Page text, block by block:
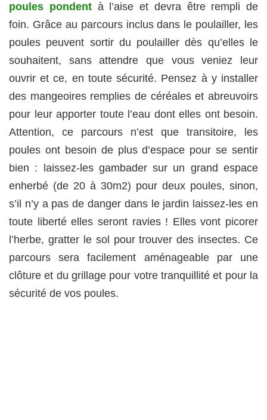
poules pondentà l’aise et devra être rempli de
foin. Grâce au parcours inclus dans le poulailler, les
poules peuvent sortir du poulailler dès qu’elles le
souhaitent, sans attendre que vous veniez leur
ouvrir et ce, en toute sécurité. Pensez à y installer
des mangeoires remplies de céréales et abreuvoirs
pour leur apporter toute l’eau dont elles ont besoin.
Attention, ce parcours n’est que transitoire, les
poules ont besoin de plus d’espace pour se sentir
bien : laissez-les gambader sur un grand espace
enherbé (de 20 à 30m2) pour deux poules, sinon,
s’il n’y a pas de danger dans le jardin laissez-les en
toute liberté elles seront ravies ! Elles vont picorer
l’herbe, gratter le sol pour trouver des insectes. Ce
parcours sera facilement aménageable par une
clôture et du grillage pour votre tranquillité et pour la
sécurité de vos poules.